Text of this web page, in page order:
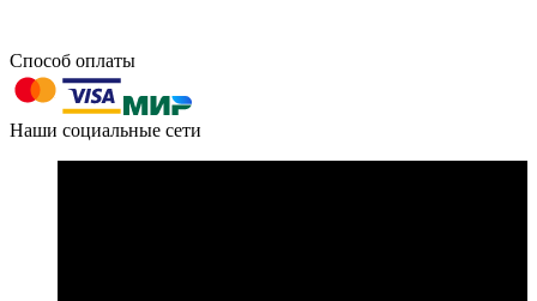
603004, г. Нижний Новгород, проспект Ленина, д. 95
Способ оплаты
Наши социальные сети